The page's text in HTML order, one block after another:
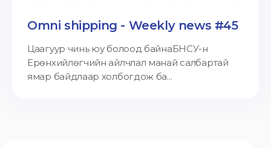
Omni shipping - Weekly news #45
Цаагуур чинь юу болоод байнаБНСУ-н
Ерөнхийлөгчийн айлчлал манай салбартай
ямар байдлаар холбогдож ба...